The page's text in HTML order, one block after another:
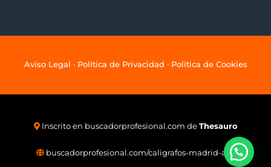
o
k
e
d
n
g
a
Aviso Legal · Política de Privacidad · Política de Cookies
Inscrito en buscadorprofesional.com deThesauro
buscadorprofesional.com/caligrafos-madrid-adr